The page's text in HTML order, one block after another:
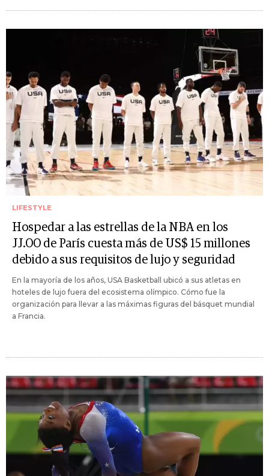
LIFESTYLE
Hospedar a las estrellas de la NBA en los
JJ.OO de París cuesta más de US$ 15 millones
debido a sus requisitos de lujo y seguridad
En la mayoría de los años, USA Basketball ubicó a sus atletas en
hoteles de lujo fuera del ecosistema olímpico. Cómo fue la
organización para llevar a las máximas figuras del básquet mundial
a Francia.